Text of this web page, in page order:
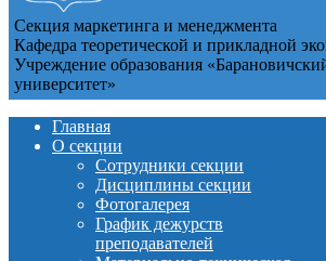
Секция маркетинга и менеджмента
Кафедра теоретической и прикладной
Учреждение образования
университет»
Главная
О секции
Сотрудники секции
Дисциплины секции
Фотогалерея
График дежурств
преподавателей